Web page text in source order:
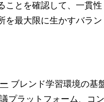
ことを確認して、一貫性
を最大限に生かすバラン
ブレンド学習環境の基
プラットフォーム、コン